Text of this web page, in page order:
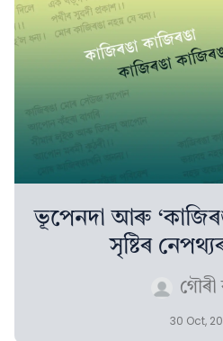
ভূপেনদা আৰু
সৃষ্টিৰ
গৌৰী
30 Oct,